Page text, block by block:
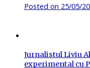
Posted on 25/05/
Jurnalistul Liviu
experimental cu